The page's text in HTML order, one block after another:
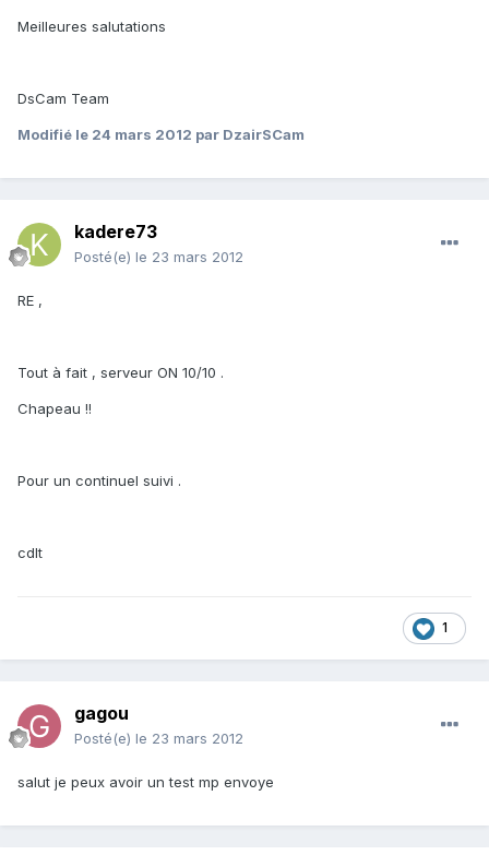
Meilleures salutations
DsCam Team
Modifié le 24 mars 2012 par DzairSCam
kadere73
Posté(e) le 23 mars 2012
RE ,
Tout à fait , serveur ON 10/10 .
Chapeau !!
Pour un continuel suivi .
cdlt
1
gagou
Posté(e) le 23 mars 2012
salut je peux avoir un test mp envoye